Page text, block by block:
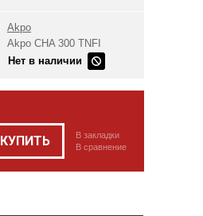
Akpo
Akpo CHA 300 TNFI
Нет в наличии
КУПИТЬ
В закладки
В сравнение